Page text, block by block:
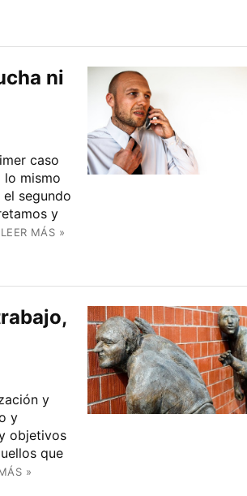
ni
caso
lo mismo
segundo
y
LEER MÁS »
y
y
objetivos
que
»